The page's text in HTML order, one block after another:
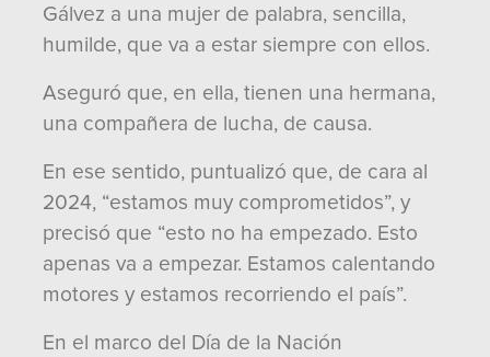
Gálvez a una mujer de palabra, sencilla,
humilde, que va a estar siempre con ellos.
Aseguró que, en ella, tienen una hermana,
una compañera de lucha, de causa.
En ese sentido, puntualizó que, de cara al
2024, “estamos muy comprometidos”, y
precisó que “esto no ha empezado. Esto
apenas va a empezar. Estamos calentando
motores y estamos recorriendo el país”.
En el marco del Día de la Nación